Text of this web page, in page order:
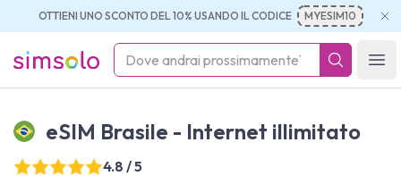
OTTIENI UNO SCONTO DEL 10% USANDO IL CODICE MYESIM10
simsolo
eSIM Brasile - Internet illimitato
4.8 / 5